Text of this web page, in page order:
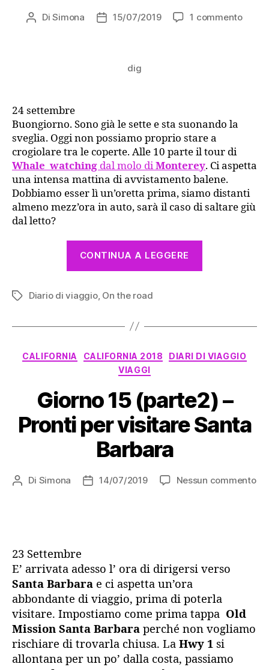
Autore
DiSimona
Data15/07/2019 1 commentosu
a
dig
24 settembre
Buongiorno. Sono già le sette e sta suonando la
sveglia. Oggi non possiamo proprio stare a
crogiolare tra le coperte. Alle 10 parte il tour di
Whale watching dal molo diMonterey. Ci aspetta
una intensa mattina di avvistamento balene.
Dobbiamo esser lì un’oretta prima, siamo distanti
almeno mezz’ora in auto, sarà il caso di saltare giù
dal letto?
CONTINUA A LEGGERE
delle
Pronti
a
Monterey”
Tag Diario di viaggio, On the road
Categorie
CALIFORNIA CALIFORNIA 2018
DIARI DI VIAGGIO
VIAGGI
Giorno 15 (parte2) –
Pronti per visitare Santa
Barbara
Autore
Di Simona
Data14/07/2019 Nessun commentosu
23 Settembre
E’ arrivata adesso l’ ora di dirigersi verso
Santa Barbara e ci aspetta un’ora
abbondante di viaggio, prima di poterla
visitare. Impostiamo come prima tappa Old
Mission Santa Barbara perché non vogliamo
rischiare di trovarla chiusa. La Hwy 1 si
allontana per un po’ dalla costa, passiamo